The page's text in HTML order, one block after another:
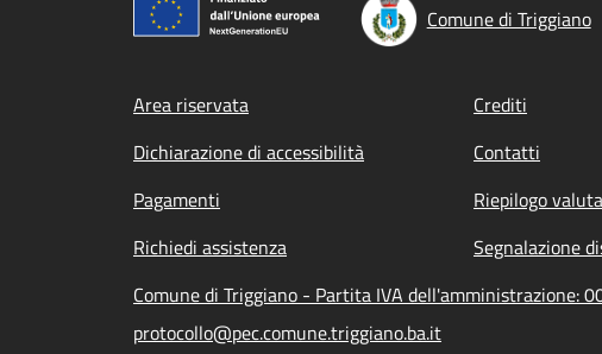
Comune di Triggiano
Footer menu
Area riservata Crediti
Dichiarazione di accessibilità
Contatti
Pagamenti
Riepilogo
Richiedi assistenza
Segnalazione
Comune di Triggiano - Partita IVA dell'amministrazione:
protocollo@pec.comune.triggiano.ba.it